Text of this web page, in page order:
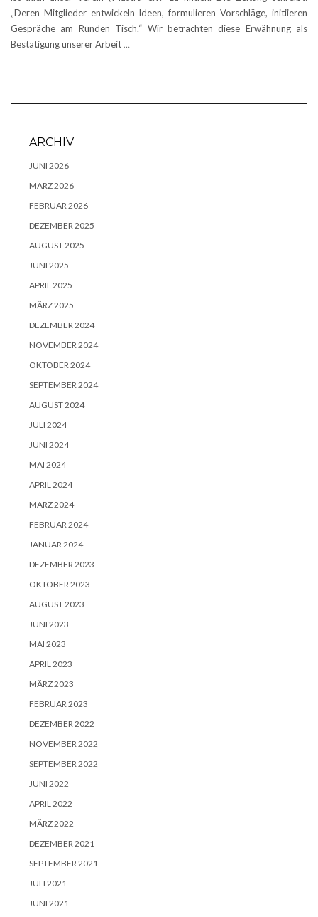
„Deren Mitglieder entwickeln Ideen, formulieren Vorschläge, initiieren
Gespräche am Runden Tisch.“ Wir betrachten diese Erwähnung als
Bestätigung unserer Arbeit …
ARCHIV
JUNI 2026
MÄRZ 2026
FEBRUAR 2026
DEZEMBER 2025
AUGUST 2025
JUNI 2025
APRIL 2025
MÄRZ 2025
DEZEMBER 2024
NOVEMBER 2024
OKTOBER 2024
SEPTEMBER 2024
AUGUST 2024
JULI 2024
JUNI 2024
MAI 2024
APRIL 2024
MÄRZ 2024
FEBRUAR 2024
JANUAR 2024
DEZEMBER 2023
OKTOBER 2023
AUGUST 2023
JUNI 2023
MAI 2023
APRIL 2023
MÄRZ 2023
FEBRUAR 2023
DEZEMBER 2022
NOVEMBER 2022
SEPTEMBER 2022
JUNI 2022
APRIL 2022
MÄRZ 2022
DEZEMBER 2021
SEPTEMBER 2021
JULI 2021
JUNI 2021